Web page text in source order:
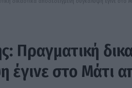
Πραγματική
έγινε στο Μάτι